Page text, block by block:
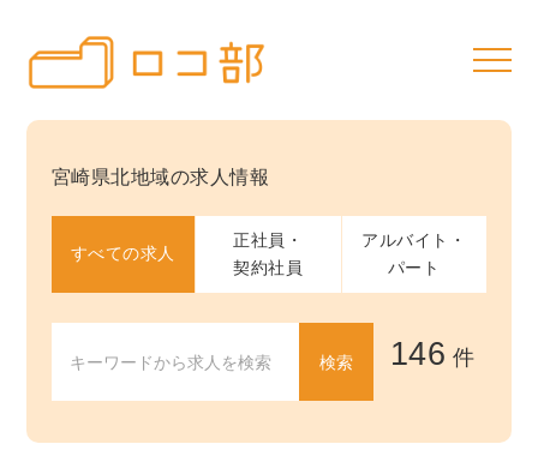
宮崎県北地域の求人情報
すべての求人
正社員・
契約社員
アルバイト・
パート
146 件